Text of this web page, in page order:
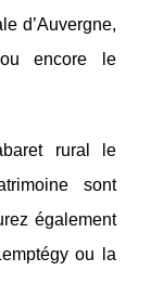
d’Auvergne,
encore le
rural le
sont
également
ou la